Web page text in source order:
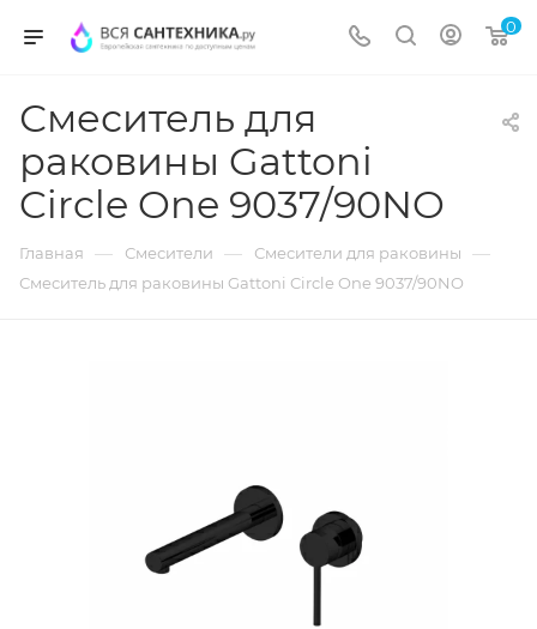
0
Смеситель для
раковины Gattoni
Circle One 9037/90NO
Главная — Смесители — Смесители для раковины —
Смеситель для раковины Gattoni Circle One 9037/90NO